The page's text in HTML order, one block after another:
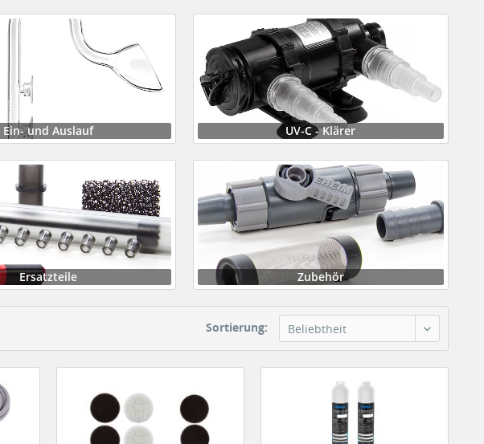
Ein- und Auslauf UV-C - Klärer
Ersatzteile Zubehör
Sortierung: Beliebtheit